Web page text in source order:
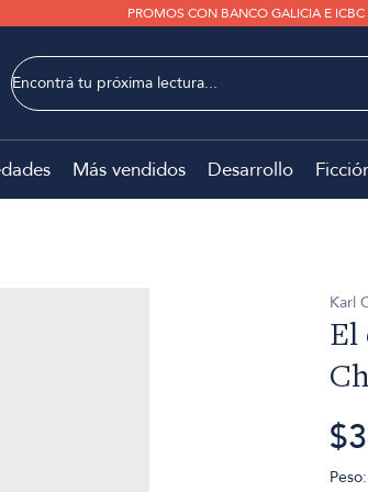
PROMOS CON BANCO GALICIA E ICBC
Más vendidos Desarrollo
Karl
El
Peso: